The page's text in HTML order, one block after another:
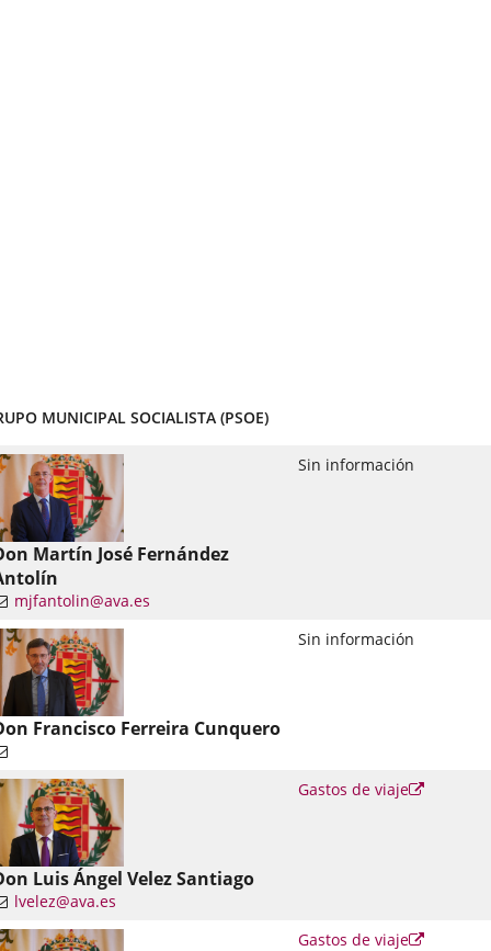
MUNICIPAL SOCIALISTA (PSOE)
Martín José Fernández
mjfantolin@ava.es
Sin información
Francisco Ferreira Cunquero
Sin información
Luis Ángel Velez Santiago
lvelez@ava.es
Gastos de viaje
Enlace
Gastos de viaje
Enlace